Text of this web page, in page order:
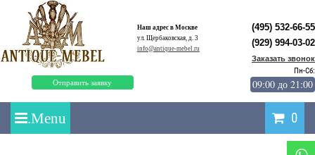
Наш адрес в Москве
ул. Щербаковская, д. 3
info@antique-mebel.ru
Отправить заявку
(495) 532-66-55
(929) 994-03-02
Заказать звонок
Пн-Сб:
09:00 до 21:00
0